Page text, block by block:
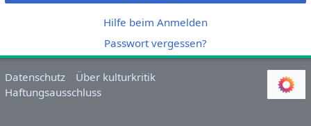
Hilfe beim Anmelden
Passwort vergessen?
Datenschutz
Über kulturkritik
Haftungsausschluss